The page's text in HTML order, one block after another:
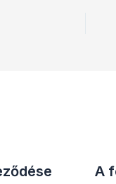
A